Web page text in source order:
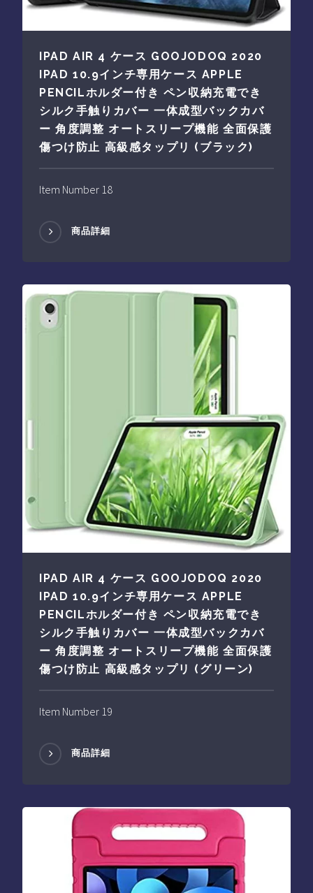
IPAD AIR 4 ケース GOOJODOQ 2020
IPAD 10.9インチ専用ケース APPLE
PENCILホルダー付き ペン収納充電でき
シルク手触りカバー 一体成型バックカバ
ー 角度調整 オートスリープ機能 全面保護
傷つけ防止 高級感タップリ (ブラック)
Item Number 18
商品詳細
IPAD AIR 4 ケース GOOJODOQ 2020
IPAD 10.9インチ専用ケース APPLE
PENCILホルダー付き ペン収納充電でき
シルク手触りカバー 一体成型バックカバ
ー 角度調整 オートスリープ機能 全面保護
傷つけ防止 高級感タップリ (グリーン)
Item Number 19
商品詳細